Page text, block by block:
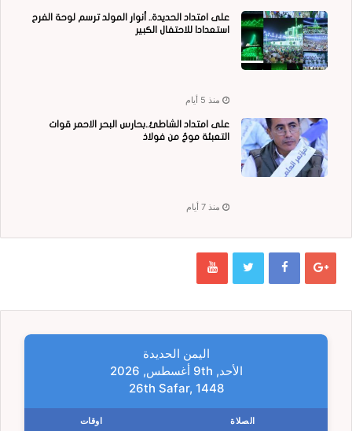
على امتداد الحديدة.. أنوار المولد ترسم لوحة الفرح
استعدادا للاحتفال الكبير
منذ 5 أيام
على امتداد الشاطئ..بحارس البحر الاحمر قوات
التعبئة موجٌ من فولاذ
منذ 7 أيام
اليمن الحديدة
الأحد, 9th أغسطس, 2026
26th Safar, 1448
الصلاة اوقات